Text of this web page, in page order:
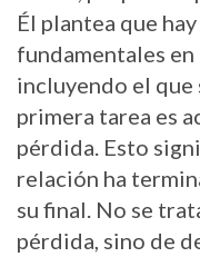
Él plantea que
fundamentales
incluyendo el que
primera tarea es
pérdida. Esto
relación ha
su final. No se
pérdida, sino de